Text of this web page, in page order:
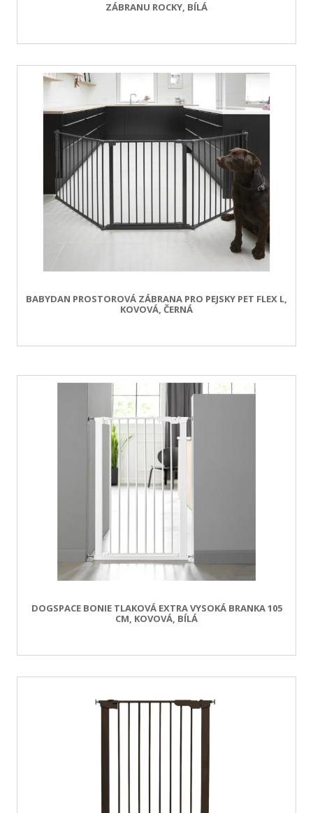
ZÁBRANU ROCKY, BÍLÁ
BABYDAN PROSTOROVÁ ZÁBRANA PRO PEJSKY PET FLEX L,
KOVOVÁ, ČERNÁ
DOGSPACE BONIE TLAKOVÁ EXTRA VYSOKÁ BRANKA 105
CM, KOVOVÁ, BÍLÁ